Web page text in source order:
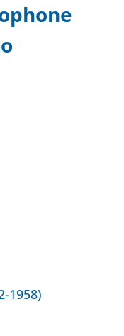
1958)